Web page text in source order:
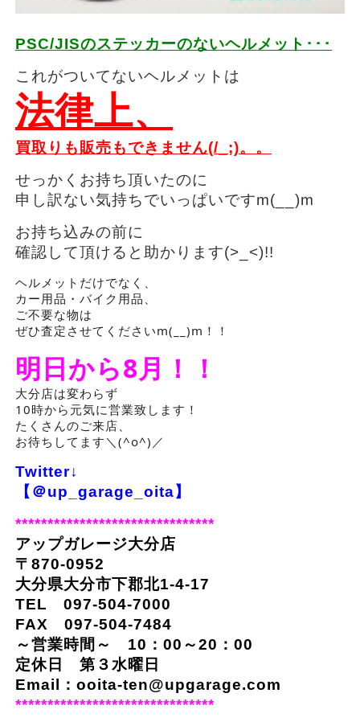
PSC/JISのステッカーのないヘルメット･･･
これがついてないヘルメットは
法律上、
買取りも販売もできません(/_;)。。
せっかくお持ち頂いたのに
申し訳ない気持ちでいっぱいですm(__)m
お持ち込みの前に
確認して頂けると助かります(>_<)!!
ヘルメットだけでなく、
カー用品・バイク用品、
ご不要な物は
ぜひ査定させてくださいm(__)m！！
明日から8月！！
大分店は変わらず
10時から元気に営業致します！
たくさんのご来店、
お待ちしてます＼(^o^)／
Twitter↓
【＠up_garage_oita】
*******************************
アップガレージ大分店
〒870-0952
大分県大分市下郡北1-4-17
TEL 097-504-7000
FAX 097-504-7484
～営業時間～ 10：00～20：00
定休日 第３水曜日
Email： ooita-ten@upgarage.com
*******************************